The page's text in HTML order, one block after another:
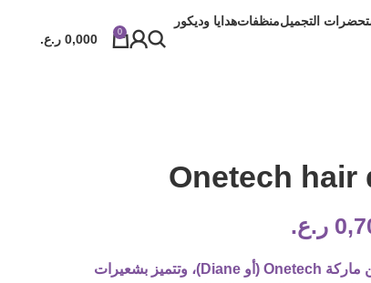
التجميلمنظفاتهدايا وديكور
0
0,000 ر.ع.
Onetech hair
ر.ع.
ماركة Onetech
(أو Diane)، وتتميز بشعيرات